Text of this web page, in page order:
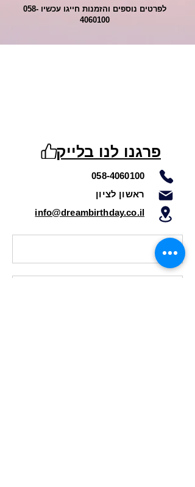
לפרטים נוספים והזמנות חייגו עכשיו058-
4060100
פרגנו לנו בלייק
058-4060100
ראשון לציון
info@dreambirthday.co.il